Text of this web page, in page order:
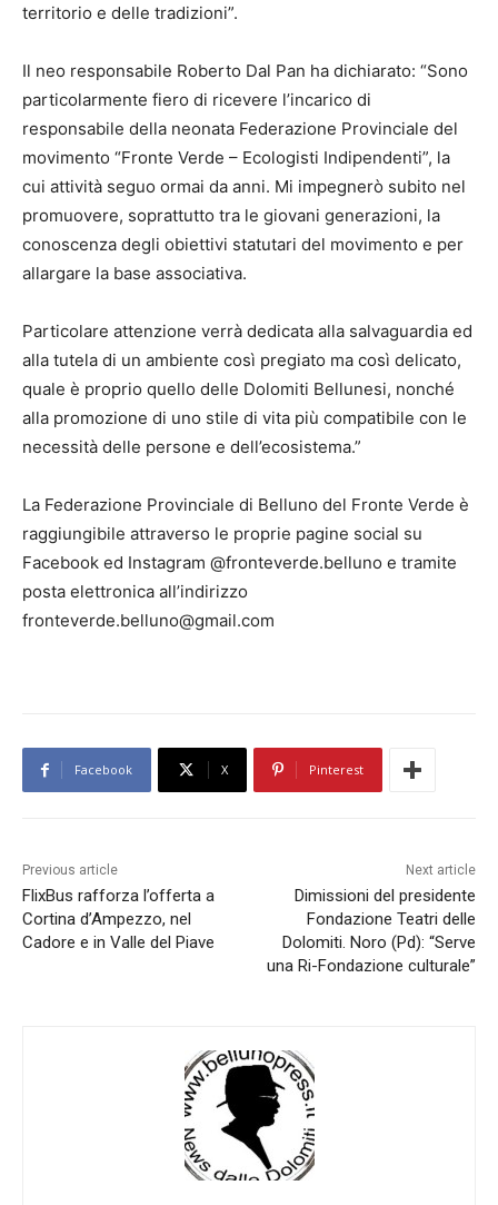
territorio e delle tradizioni”.
Il neo responsabile Roberto Dal Pan ha dichiarato: “Sono
particolarmente fiero di ricevere l’incarico di
responsabile della neonata Federazione Provinciale del
movimento “Fronte Verde – Ecologisti Indipendenti”, la
cui attività seguo ormai da anni. Mi impegnerò subito nel
promuovere, soprattutto tra le giovani generazioni, la
conoscenza degli obiettivi statutari del movimento e per
allargare la base associativa.
Particolare attenzione verrà dedicata alla salvaguardia ed
alla tutela di un ambiente così pregiato ma così delicato,
quale è proprio quello delle Dolomiti Bellunesi, nonché
alla promozione di uno stile di vita più compatibile con le
necessità delle persone e dell’ecosistema.”
La Federazione Provinciale di Belluno del Fronte Verde è
raggiungibile attraverso le proprie pagine social su
Facebook ed Instagram @fronteverde.belluno e tramite
posta elettronica all’indirizzo
fronteverde.belluno@gmail.com
Facebook X Pinterest
Previous article
FlixBus rafforza l’offerta a
Cortina d’Ampezzo, nel
Cadore e in Valle del Piave
Next article
Dimissioni del presidente
Fondazione Teatri delle
Dolomiti. Noro (Pd): “Serve
una Ri-Fondazione culturale”